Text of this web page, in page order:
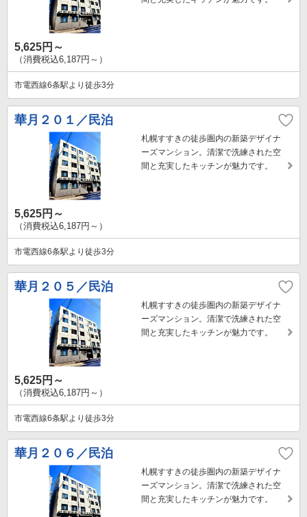
5,625円～
（消費税込6,187円～）
市電西線6条駅より徒歩3分
華月２０１／民泊
札幌すすきの徒歩圏内の新築デザイナ
ーズマンション。清潔で洗練された空
間と充実したキッチンが魅力です。
5,625円～
（消費税込6,187円～）
市電西線6条駅より徒歩3分
華月２０５／民泊
札幌すすきの徒歩圏内の新築デザイナ
ーズマンション。清潔で洗練された空
間と充実したキッチンが魅力です。
5,625円～
（消費税込6,187円～）
市電西線6条駅より徒歩3分
華月２０６／民泊
札幌すすきの徒歩圏内の新築デザイナ
ーズマンション。清潔で洗練された空
間と充実したキッチンが魅力です。